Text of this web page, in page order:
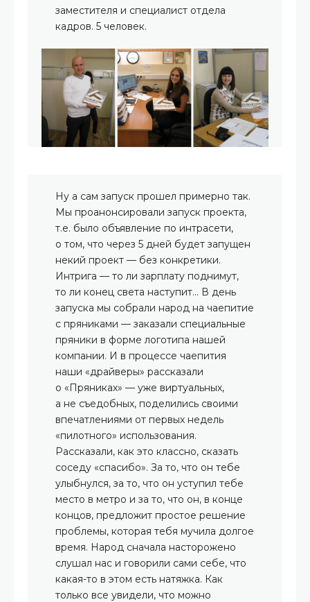
заместителя и специалист отдела
кадров. 5 человек.
Ну а сам запуск прошел примерно так.
Мы проанонсировали запуск проекта,
т.е. было объявление по интрасети,
о том, что через 5 дней будет запущен
некий проект — без конкретики.
Интрига — то ли зарплату поднимут,
то ли конец света наступит… В день
запуска мы собрали народ на чаепитие
с пряниками — заказали специальные
пряники в форме логотипа нашей
компании. И в процессе чаепития
наши «драйверы» рассказали
о «Пряниках» — уже виртуальных,
а не съедобных, поделились своими
впечатлениями от первых недель
«пилотного» использования.
Рассказали, как это классно, сказать
соседу «спасибо». За то, что он тебе
улыбнулся, за то, что он уступил тебе
место в метро и за то, что он, в конце
концов, предложит простое решение
проблемы, которая тебя мучила долгое
время. Народ сначала насторожено
слушал нас и говорили сами себе, что
какая-то в этом есть натяжка. Как
только все увидели, что можно